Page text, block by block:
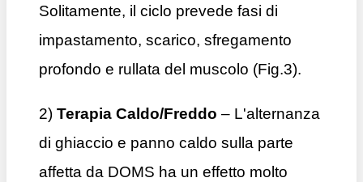
Solitamente, il ciclo prevede fasi di
impastamento, scarico, sfregamento
profondo e rullata del muscolo (Fig.3).
2) Terapia Caldo/Freddo – L'alternanza
di ghiaccio e panno caldo sulla parte
affetta da DOMS ha un effetto molto